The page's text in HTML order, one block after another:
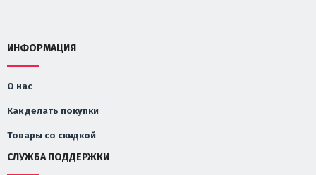
ИНФОРМАЦИЯ
О нас
Как делать покупки
Товары со скидкой
СЛУЖБА ПОДДЕРЖКИ